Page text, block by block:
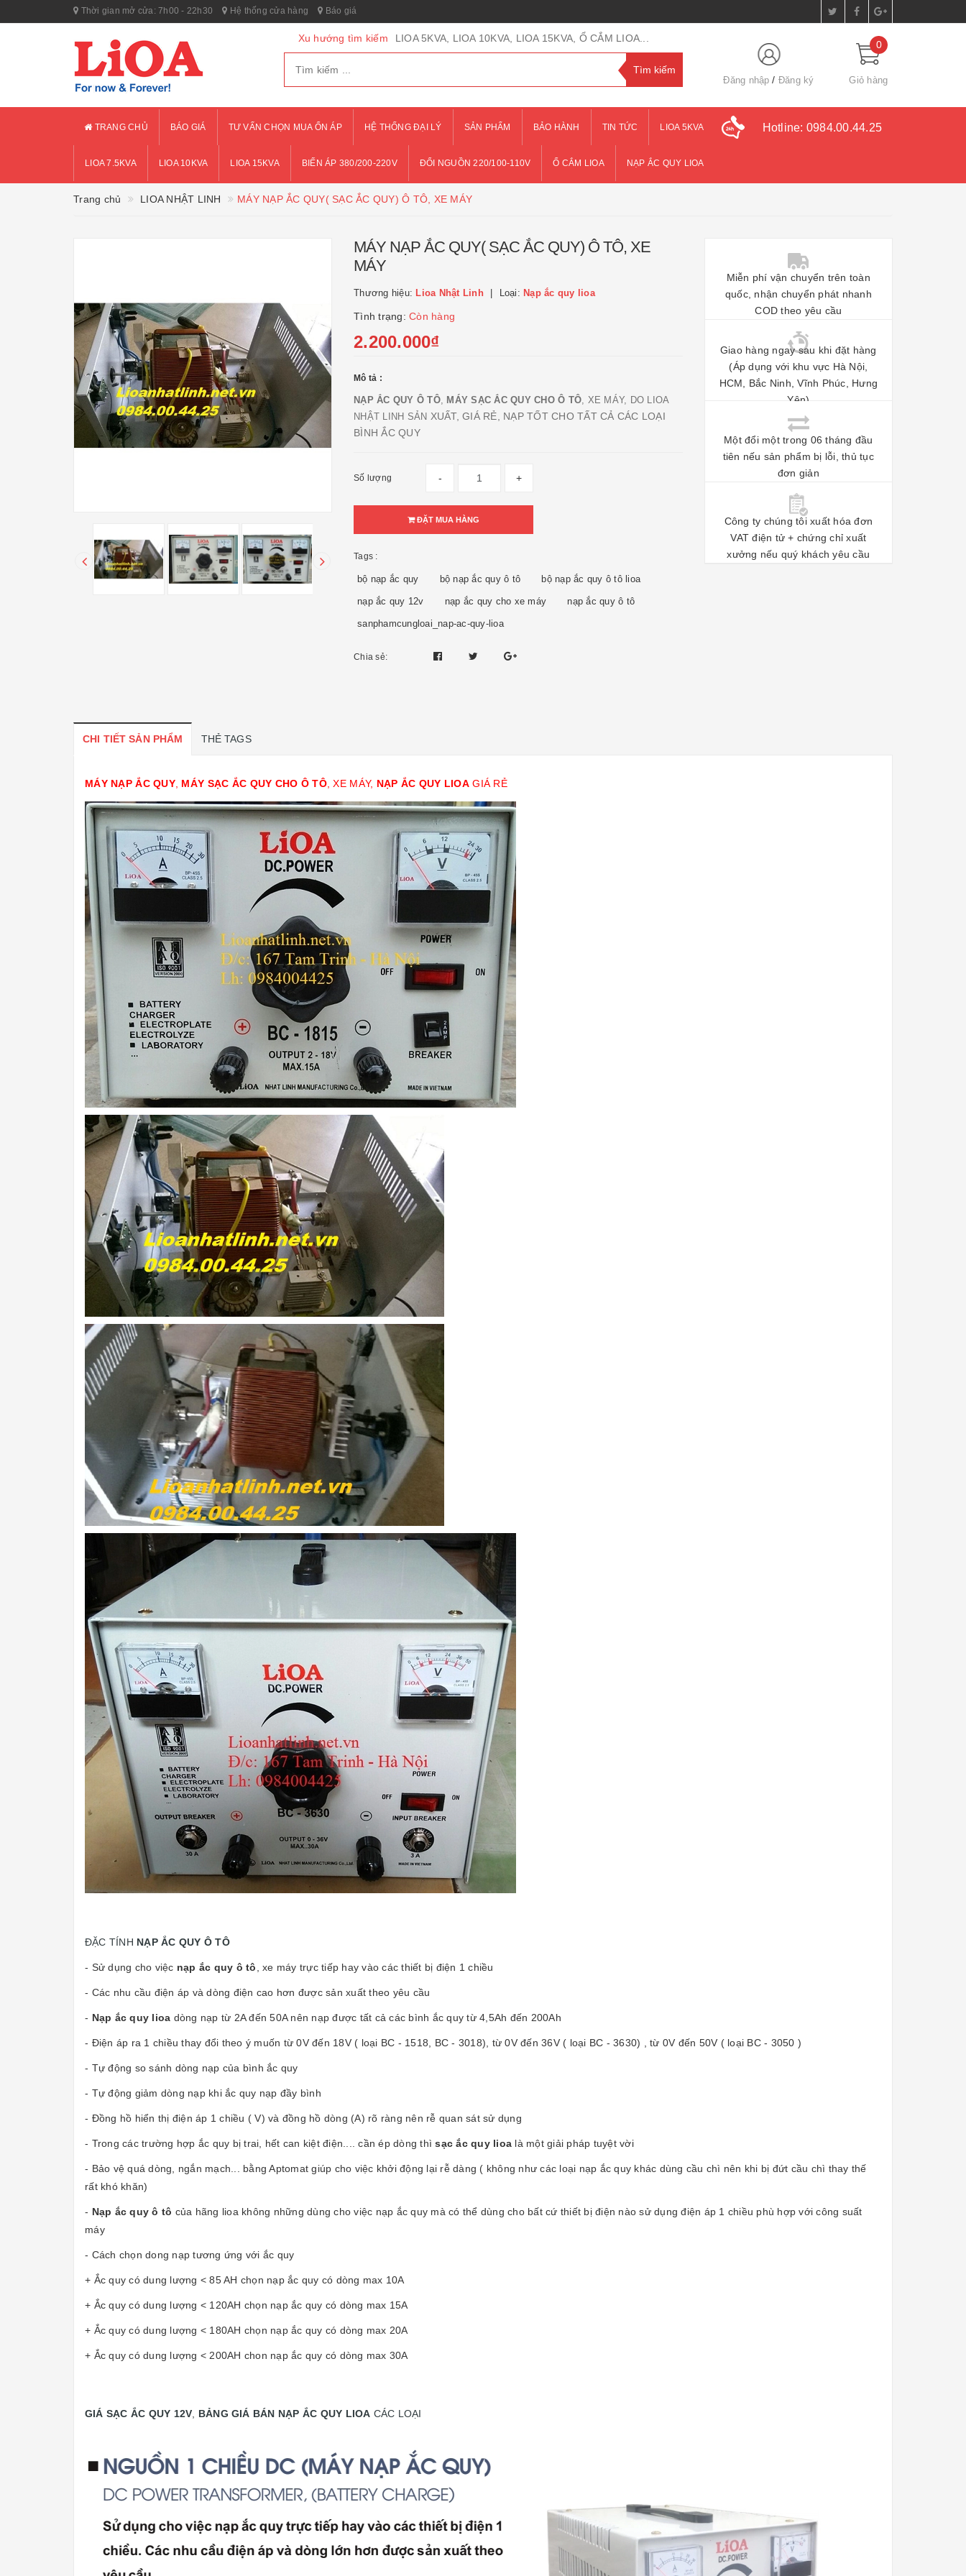
Thời gian mở cửa: 7h00 - 22h30 Hệ thống cửa hàng Báo giá
Xu hướng tìm kiếm LIOA 5KVA, LIOA 10KVA, LIOA 15KVA, Ổ CẮM LIOA...
Đăng nhập Đăng ký
0
Giỏ hàng
TRANG CHỦ BÁO GIÁ TƯ VẤN CHỌN MUA ỔN ÁP HỆ THỐNG ĐẠI LÝ SẢN PHẨM BẢO HÀNH TIN TỨC LIOA 5KVA
LIOA 7.5KVA LIOA 10KVA LIOA 15KVA BIẾN ÁP 380/200-220V ĐỔI NGUỒN 220/100-110V Ổ CẮM LIOA NẠP ẮC QUY LIOA
Hotline: 0984.00.44.25
Trang chủ LIOA NHẬT LINH MÁY NẠP ẮC QUY( SẠC ẮC QUY) Ô TÔ, XE MÁY
MÁY NẠP ẮC QUY( SẠC ẮC QUY) Ô TÔ, XE
MÁY
Thương hiệu: Lioa Nhật Linh Loại: Nạp ắc quy lioa
Tình trạng: Còn hàng
2.200.000₫
Mô tả :
NẠP ẮC QUY Ô TÔ, MÁY SẠC ẮC QUY CHO Ô TÔ, XE MÁY, DO LIOA
NHẬT LINH SẢN XUẤT, GIÁ RẺ, NẠP TỐT CHO TẤT CẢ CÁC LOẠI
BÌNH ẮC QUY
Số lượng - +
ĐẶT MUA HÀNG
Tags :
bộ nạp ắc quy bộ nạp ắc quy ô tô bộ nạp ắc quy ô tô lioa
nạp ắc quy 12v nạp ắc quy cho xe máy nạp ắc quy ô tô
sanphamcungloai_nap-ac-quy-lioa
Chia sẻ:
Miễn phí vận chuyển trên toàn
quốc, nhận chuyển phát nhanh
COD theo yêu cầu
Giao hàng ngay sau khi đặt hàng
(Áp dụng với khu vực Hà Nội,
HCM, Bắc Ninh, Vĩnh Phúc, Hưng
Yên)
Một đổi một trong 06 tháng đầu
tiên nếu sản phẩm bị lỗi, thủ tục
đơn giản
Công ty chúng tôi xuất hóa đơn
VAT điện tử + chứng chỉ xuất
xưởng nếu quý khách yêu cầu
CHI TIẾT SẢN PHẨM THẺ TAGS
MÁY NẠP ẮC QUY, MÁY SẠC ẮC QUY CHO Ô TÔ, XE MÁY, NẠP ẮC QUY LIOAGIÁ RẺ
ĐẶC TÍNH NẠP ẮC QUY Ô TÔ
- Sử dụng cho việc nạp ắc quy ô tô , xe máy trực tiếp hay vào các thiết bị điện 1 chiều
- Các nhu cầu điện áp và dòng điện cao hơn được sản xuất theo yêu cầu
- Nạp ắc quy lioa dòng nạp từ 2A đến 50A nên nạp được tất cả các bình ắc quy từ 4,5Ah đến 200Ah
- Điện áp ra 1 chiều thay đổi theo ý muốn từ 0V đến 18V ( loại BC - 1518, BC - 3018), từ 0V đến 36V ( loại BC - 3630) , từ 0V đến 50V ( loại BC - 3050 )
- Tự động so sánh dòng nạp của bình ắc quy
- Tự động giảm dòng nạp khi ắc quy nạp đầy bình
- Đồng hồ hiển thị điện áp 1 chiều ( V) và đồng hồ dòng (A) rõ ràng nên rễ quan sát sử dụng
- Trong các trường hợp ắc quy bị trai, hết can kiệt điện.... cần ép dòng thìsạc ắc quy lioa là một giải pháp tuyệt vời
- Bảo vệ quá dòng, ngắn mạch... bằng Aptomat giúp cho việc khởi động lại rễ dàng ( không như các loại nạp ắc quy khác dùng cầu chì nên khi bị đứt cầu chì thay thế
rất khó khăn)
- Nạp ắc quy ô tô của hãng lioa không những dùng cho việc nạp ắc quy mà có thể dùng cho bất cứ thiết bị điện nào sử dụng điện áp 1 chiều phù hợp với công suất
máy
- Cách chọn dong nạp tương ứng với ắc quy
+ Ắc quy có dung lượng < 85 AH chọn nạp ắc quy có dòng max 10A
+ Ắc quy có dung lượng < 120AH chọn nạp ắc quy có dòng max 15A
+ Ắc quy có dung lượng < 180AH chọn nạp ắc quy có dòng max 20A
+ Ắc quy có dung lượng < 200AH chon nạp ắc quy có dòng max 30A
GIÁ SẠC ẮC QUY 12V BẢNG GIÁ BÁN NẠP ẮC QUY LIOA CÁC LOẠI